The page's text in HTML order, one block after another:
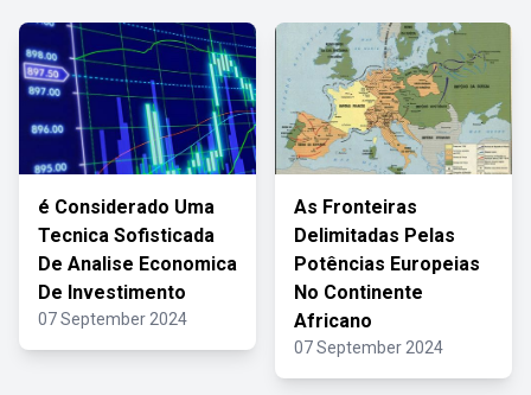
é Considerado Uma
Tecnica Sofisticada
De Analise Economica
De Investimento
07 September 2024
As Fronteiras
Delimitadas Pelas
Potências Europeias
No Continente
Africano
07 September 2024